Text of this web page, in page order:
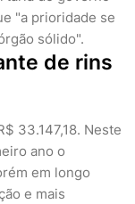
"a prioridade se
sólido".
de rins
33.147,18. Neste
ano o
em longo
e mais